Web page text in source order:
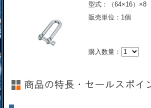
型式：（64×16）×8
販売単位：1個
購入数量：